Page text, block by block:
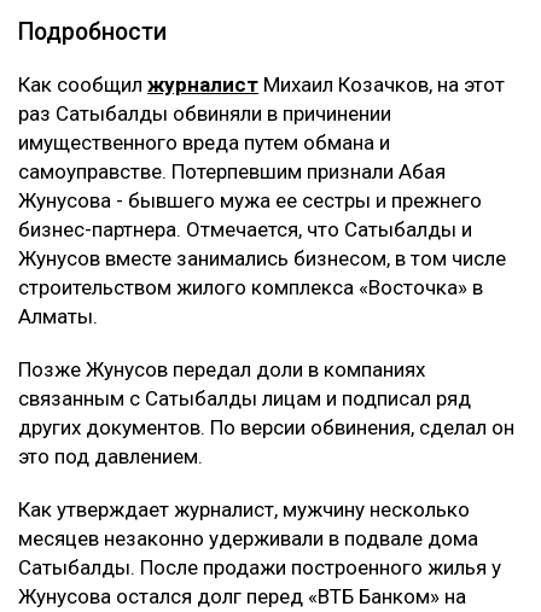
Подробности
Как сообщил журналист Михаил Козачков, на этот
раз Сатыбалды обвиняли в причинении
имущественного вреда путем обмана и
самоуправстве. Потерпевшим признали Абая
Жунусова - бывшего мужа ее сестры и прежнего
бизнес-партнера. Отмечается, что Сатыбалды и
Жунусов вместе занимались бизнесом, в том числе
строительством жилого комплекса «Восточка» в
Алматы.
Позже Жунусов передал доли в компаниях
связанным с Сатыбалды лицам и подписал ряд
других документов. По версии обвинения, сделал он
это под давлением.
Как утверждает журналист, мужчину несколько
месяцев незаконно удерживали в подвале дома
Сатыбалды. После продажи построенного жилья у
Жунусова остался долг перед «ВТБ Банком» на